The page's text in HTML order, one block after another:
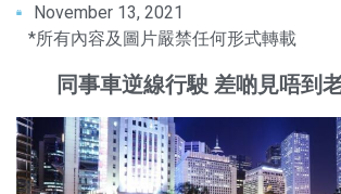
November 13, 2021
*所有內容及圖片嚴禁任何形式轉載
同事車逆線行駛 差啲見唔到